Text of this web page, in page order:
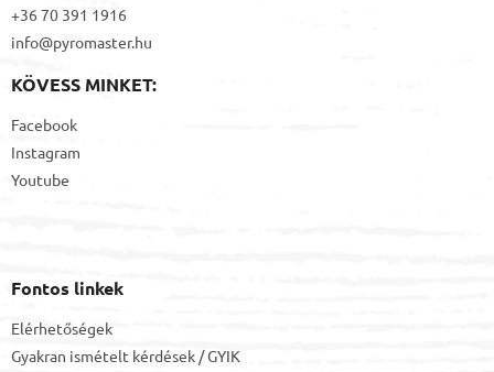
+36 70 391 1916
info@pyromaster.hu
KÖVESS MINKET:
Facebook
Instagram
Youtube
Fontos linkek
Elérhetőségek
Gyakran ismételt kérdések / GYIK